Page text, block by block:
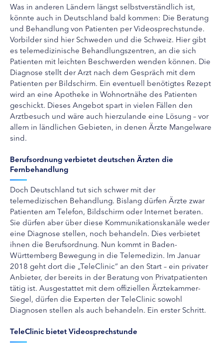
Was in anderen Ländern längst selbstverständlich ist,
könnte auch in Deutschland bald kommen: Die Beratung
und Behandlung von Patienten per Videosprechstunde.
Vorbilder sind hier Schweden und die Schweiz. Hier gibt
es telemedizinische Behandlungszentren, an die sich
Patienten mit leichten Beschwerden wenden können. Die
Diagnose stellt der Arzt nach dem Gespräch mit dem
Patienten per Bildschirm. Ein eventuell benötigtes Rezept
wird an eine Apotheke in Wohnortnähe des Patienten
geschickt. Dieses Angebot spart in vielen Fällen den
Arztbesuch und wäre auch hierzulande eine Lösung – vor
allem in ländlichen Gebieten, in denen Ärzte Mangelware
sind.
Berufsordnung verbietet deutschen Ärzten die
Fernbehandlung
Doch Deutschland tut sich schwer mit der
telemedizischen Behandlung. Bislang dürfen Ärzte zwar
Patienten am Telefon, Bildschirm oder Internet beraten.
Sie dürfen aber über diese Kommunikationskanäle weder
eine Diagnose stellen, noch behandeln. Dies verbietet
ihnen die Berufsordnung. Nun kommt in Baden-
Württemberg Bewegung in die Telemedizin. Im Januar
2018 geht dort die „TeleClinic“ an den Start – ein privater
Anbieter, der bereits in der Beratung von Privatpatienten
tätig ist. Ausgestattet mit dem offiziellen Ärztekammer-
Siegel, dürfen die Experten der TeleClinic sowohl
Diagnosen stellen als auch behandeln. Ein erster Schritt.
TeleClinic bietet Videosprechstunde